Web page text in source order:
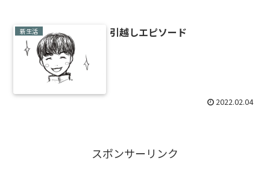
新生活 引越しエピソード
2022.02.04
スポンサーリンク